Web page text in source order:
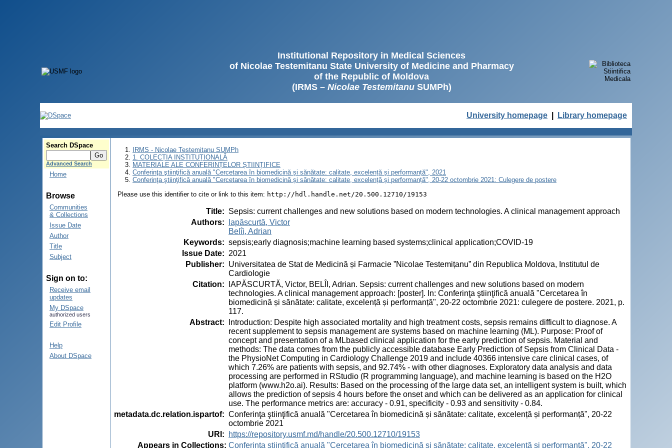
Institutional Repository in Medical Sciences
of Nicolae Testemitanu State University of Medicine and Pharmacy
of the Republic of Moldova
(IRMS – Nicolae TestemitanuSUMPh)
University homepage Library homepage
Search DSpace
Advanced Search
Home
Browse
Communities
& Collections
Issue Date
Author
Title
Subject
Sign on to:
Receive email
updates
My DSpace
authorized users
Edit Profile
Help
About DSpace
IRMS - Nicolae Testemitanu SUMPh
1. COLECȚIA INSTITUȚIONALĂ
MATERIALE ALE CONFERINȚELOR ȘTIINȚIFICE
Conferinţa ştiinţifică anuală "Cercetarea în biomedicină și sănătate: calitate, excelență și performanță", 2021
Conferinţa ştiinţifică anuală "Cercetarea în biomedicină și sănătate: calitate, excelență și performanță", 20-22 octombrie 2021: Culegere de postere
Please use this identifier to cite or link to this item: http://hdl.handle.net/20.500.12710/19153
Title: Sepsis: current challenges and new solutions based on modern technologies. A clinical management approach
Authors:
Iapăscurtă, Victor
Belîi, Adrian
Keywords: sepsis;early diagnosis;machine learning based systems;clinical application;COVID-19
Issue Date: 2021
Publisher: Universitatea de Stat de Medicină și Farmacie ”Nicolae Testemițanu” din Republica Moldova, Institutul de
Cardiologie
Citation:
IAPĂSCURTĂ, Victor, BELÎI, Adrian. Sepsis: current challenges and new solutions based on modern
technologies. A clinical management approach: [poster]. In: Conferinţa ştiinţifică anuală "Cercetarea în
biomedicină și sănătate: calitate, excelență și performanță", 20-22 octombrie 2021: culegere de postere. 2021, p.
117.
Abstract:
Introduction: Despite high associated mortality and high treatment costs, sepsis remains difficult to diagnose. A
recent supplement to sepsis management are systems based on machine learning (ML). Purpose: Proof of
concept and presentation of a MLbased clinical application for the early prediction of sepsis. Material and
methods: The data comes from the publicly accessible database Early Prediction of Sepsis from Clinical Data -
the PhysioNet Computing in Cardiology Challenge 2019 and include 40366 intensive care clinical cases, of
which 7.26% are patients with sepsis, and 92.74% - with other diagnoses. Exploratory data analysis and data
processing are performed in RStudio (R programming language), and machine learning is based on the H2O
platform (www.h2o.ai). Results: Based on the processing of the large data set, an intelligent system is built, which
allows the prediction of sepsis 4 hours before the onset and which can be delivered as an application for clinical
use. The performance metrics are: accuracy - 0.91, specificity - 0.93 and sensitivity - 0.84.
metadata.dc.relation.ispartof: Conferinţa ştiinţifică anuală "Cercetarea în biomedicină și sănătate: calitate, excelență și performanță", 20-22
octombrie 2021
URI :
https://repository.usmf.md/handle/20.500.12710/19153
Appears in Collections: Conferinţa ştiinţifică anuală "Cercetarea în biomedicină și sănătate: calitate, excelență și performanță", 20-22